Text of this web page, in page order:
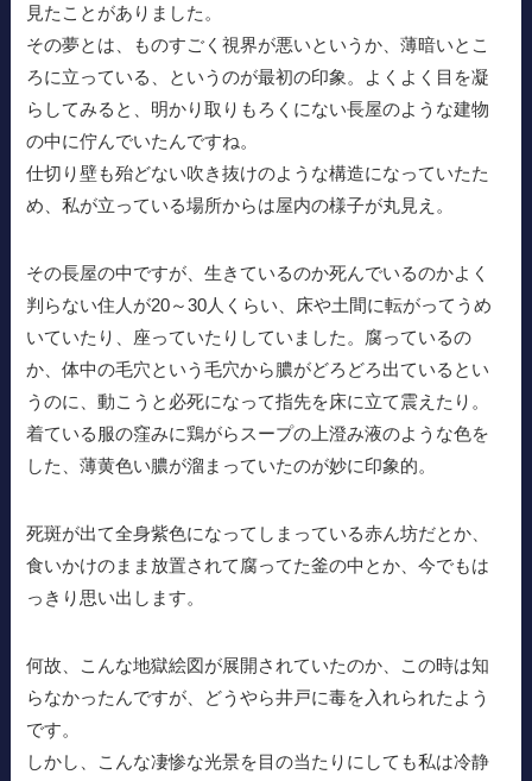
見たことがありました。
その夢とは、ものすごく視界が悪いというか、薄暗いとこ
ろに立っている、というのが最初の印象。よくよく目を凝
らしてみると、明かり取りもろくにない長屋のような建物
の中に佇んでいたんですね。
仕切り壁も殆どない吹き抜けのような構造になっていたた
め、私が立っている場所からは屋内の様子が丸見え。
その長屋の中ですが、生きているのか死んでいるのかよく
判らない住人が20～30人くらい、床や土間に転がってうめ
いていたり、座っていたりしていました。腐っているの
か、体中の毛穴という毛穴から膿がどろどろ出ているとい
うのに、動こうと必死になって指先を床に立て震えたり。
着ている服の窪みに鶏がらスープの上澄み液のような色を
した、薄黄色い膿が溜まっていたのが妙に印象的。
死斑が出て全身紫色になってしまっている赤ん坊だとか、
食いかけのまま放置されて腐ってた釜の中とか、今でもは
っきり思い出します。
何故、こんな地獄絵図が展開されていたのか、この時は知
らなかったんですが、どうやら井戸に毒を入れられたよう
です。
しかし、こんな凄惨な光景を目の当たりにしても私は冷静